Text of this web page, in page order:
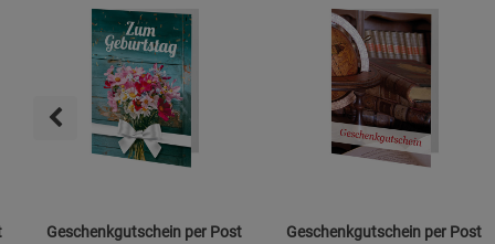
Geschenkgutschein per Post Geschenkgutschein per Post